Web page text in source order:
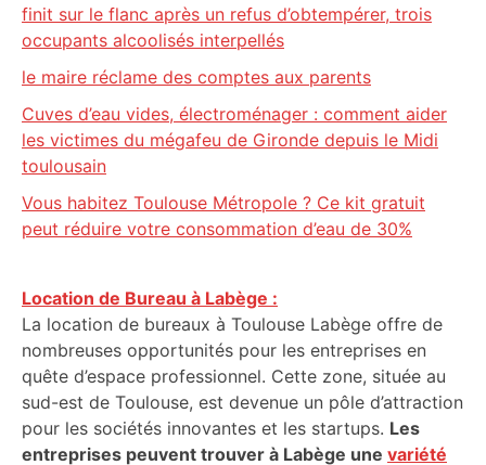
finit sur le flanc après un refus d’obtempérer, trois
occupants alcoolisés interpellés
le maire réclame des comptes aux parents
Cuves d’eau vides, électroménager : comment aider
les victimes du mégafeu de Gironde depuis le Midi
toulousain
Vous habitez Toulouse Métropole ? Ce kit gratuit
peut réduire votre consommation d’eau de 30%
Location de Bureau à Labège :
La location de bureaux à Toulouse Labège offre de
nombreuses opportunités pour les entreprises en
quête d’espace professionnel. Cette zone, située au
sud-est de Toulouse, est devenue un pôle d’attraction
pour les sociétés innovantes et les startups. Les
entreprises peuvent trouver à Labège une variété